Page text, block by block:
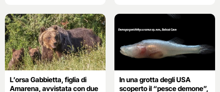
L’orsa Gabbietta, figlia di
Amarena, avvistata con due
In una grotta degli USA
scoperto il “pesce demone”,